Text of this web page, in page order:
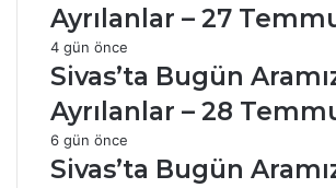
Ayrılanlar – 27
4 gün önce
Sivas’ta Bugün
Ayrılanlar – 28
6 gün önce
Sivas’ta Bugün